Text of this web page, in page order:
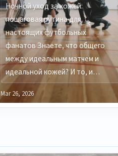
Ночной уход за кожей:
пошаговая рутина для
настоящих футбольных
фанатов Знаете, что общего
между идеальным матчем и
идеальной кожей? И то, и…
Mar 26, 2026